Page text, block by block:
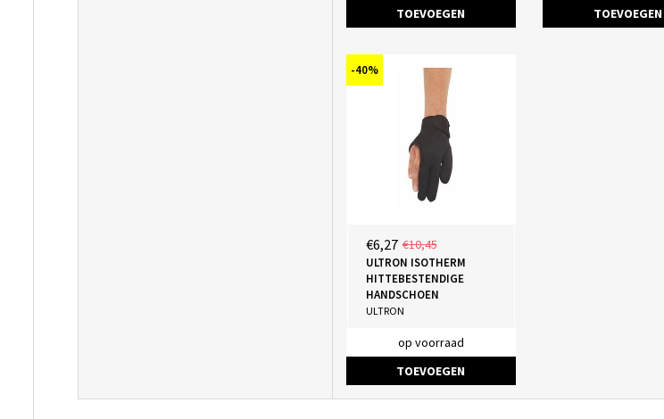
TOEVOEGEN
TOEVOEGEN
-40%
€6,27 €10,45
ULTRON ISOTHERM
HITTEBESTENDIGE
HANDSCHOEN
ULTRON
op voorraad
TOEVOEGEN